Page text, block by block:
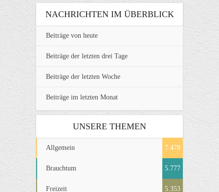
NACHRICHTEN IM ÜBERBLICK
Beiträge von heute
Beiträge der letzten drei Tage
Beiträge der letzten Woche
Beiträge im letzten Monat
UNSERE THEMEN
Allgemein 7.478
Brauchtum 5.777
Freizeit 5.353